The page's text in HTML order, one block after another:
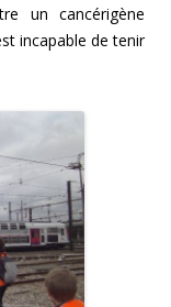
un cancérigène
incapable de tenir